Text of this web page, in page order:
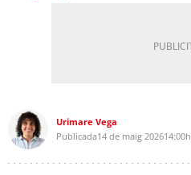
Urimare Vega
Publicada14 de maig 202614:00h